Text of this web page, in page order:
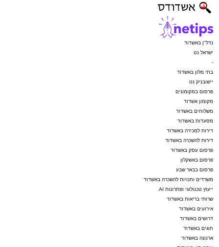
נדל"ן באשדוד
ישראל נט
-
בתי מלון באשדוד
יישובניק נט
פרסום במקומונים
מקומון אשדוד
משלוחים באשדוד
מסעדות באשדוד
דירות למכירה באשדוד
דירות להשכרה באשדוד
פרסום עסק באשדוד
פרסום באשקלון
פרסום בבאר שבע
משרדים וחנויות להשכרה באשדוד
ייעוץ טכנולוגי ופתרונות AI
שרותי בריאות באשדוד
אירועים באשדוד
דרושים באשדוד
חוגים באשדוד
ארנונה באשדוד